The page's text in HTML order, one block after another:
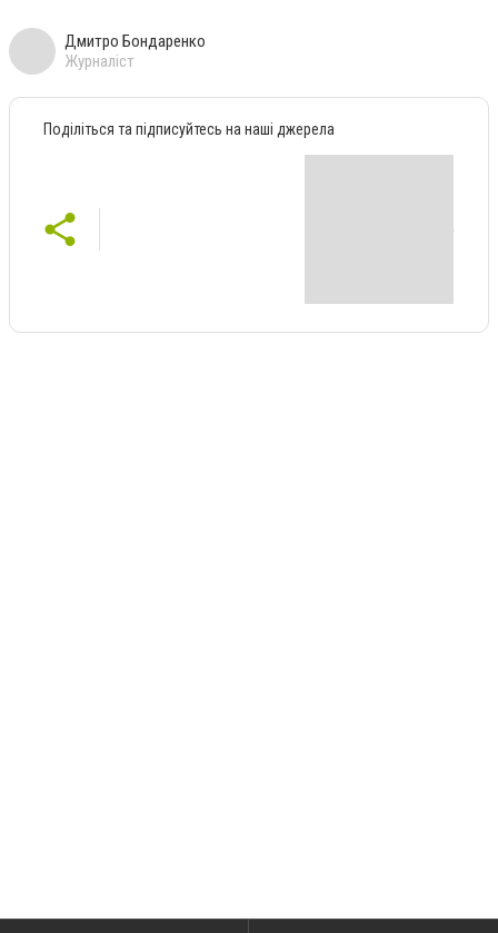
Дмитро Бондаренко
Журналіст
Поділіться та підписуйтесь на наші джерела